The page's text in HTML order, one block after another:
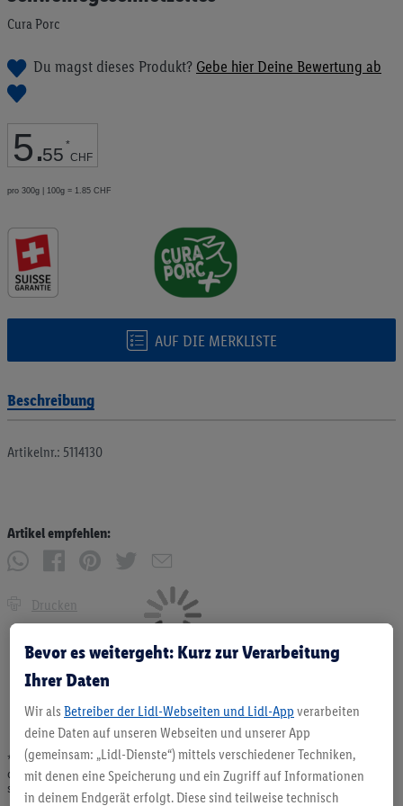
Cura Porc
Du magst dieses Produkt? Gebe hier Deine Bewertung ab
5.55 *
CHF
pro 300g | 100g = 1.85 CHF
AUF DIE MERKLISTE
springen
Beschreibung
Artikelnr.: 5114130
Artikel empfehlen:
Drucken
* Angebote solange Vorrat. Abgabe nur in haushaltsüblichen Mengen. Verkauf
ohne Dekoration. Die hier beworbenen Produkte, vor allem NonFood-Produkte,
sind nicht alle dauerhaft im Sortiment. Abbildungen ähnlich.
Bevor es weitergeht: Kurz zur Verarbeitung
Ihrer Daten
Wir als Betreiber der Lidl-Webseiten und Lidl-App verarbeiten
deine Daten auf unseren Webseiten und unserer App
(gemeinsam: „Lidl-Dienste“) mittels verschiedener Techniken,
mit denen eine Speicherung und ein Zugriff auf Informationen
in deinem Endgerät erfolgt. Diese sind teilweise technisch